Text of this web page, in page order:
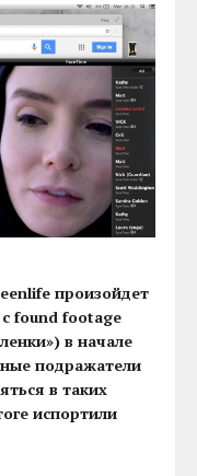
произойдет
found footage
в начале
подражатели
в таких
испортили